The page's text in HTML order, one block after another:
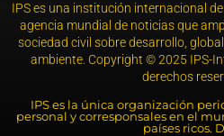
IPS es una institución internacional
agencia mundial de noticias que
sociedad civil sobre desarrollo,
ambiente. Copyright © 2025 IPS-
derechos
IPS es la única organización
personal y corresponsales en el
países ricos.